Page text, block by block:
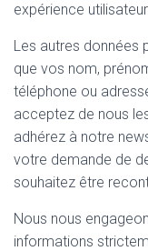
expérience
Les autres données
que vos nom,
téléphone ou
acceptez de nous
adhérez à notre
votre demande de
souhaitez être
Nous nous
informations